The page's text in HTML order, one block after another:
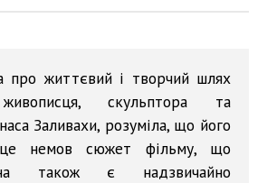
про життєвий і творчий шлях
скульптора та
Заливахи, розуміла, що його
це немов сюжет фільму, що
також є надзвичайно